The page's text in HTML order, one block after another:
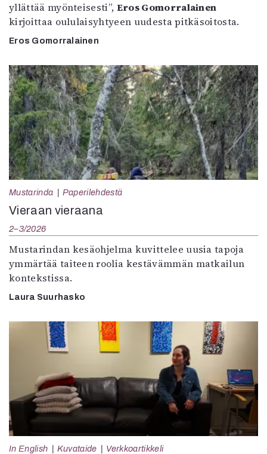
yllättää myönteisesti”, Eros Gomorralainen
kirjoittaa oululaisyhtyeen uudesta pitkäsoitosta.
Eros Gomorralainen
Mustarinda Paperilehdestä
Vieraan vieraana
2–3/2026
Mustarindan kesäohjelma kuvittelee uusia tapoja
ymmärtää taiteen roolia kestävämmän matkailun
kontekstissa.
Laura Suurhasko
In English Kuvataide Verkkoartikkeli